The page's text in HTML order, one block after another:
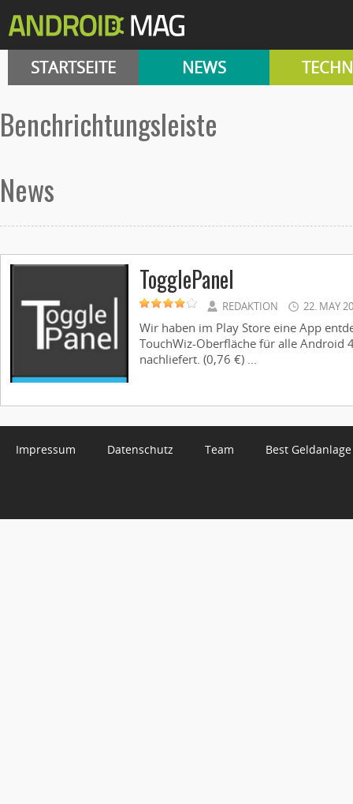
STARTSEITE NEWS
benchrichtungsleiste
News
TogglePanel
REDAKTION 22. MAY
Wir haben im Play Store eine App
TouchWiz-Oberfläche für alle Android
nachliefert. (0,76 €) ...
Impressum Datenschutz Team Best Geldanlage